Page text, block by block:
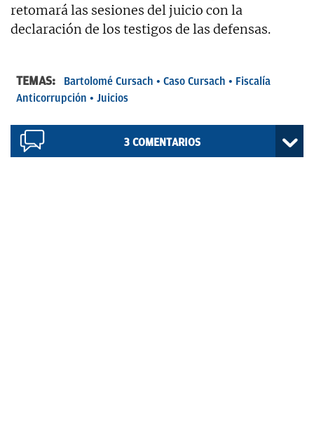
retomará las sesiones del juicio con la
declaración de los testigos de las defensas.
TEMAS: Bartolomé Cursach Caso Cursach
Fiscalía
Anticorrupción
Juicios
3 COMENTARIOS